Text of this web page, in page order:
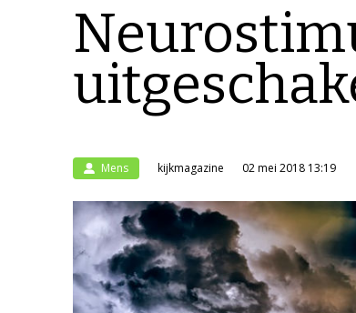
Mens kijkmagazine 02 mei 2018 13:19